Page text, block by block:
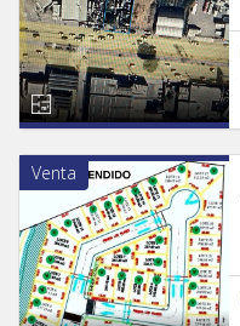
Venta